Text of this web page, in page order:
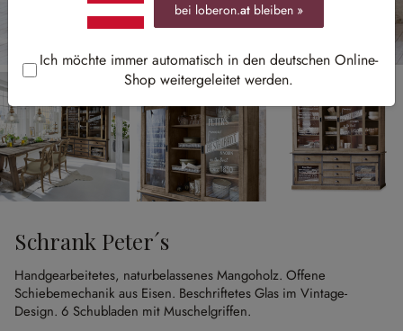
Schrank Peter´s
Handgearbeitetes, naturbelassenes Mangoholz. Offene
Schiebemechanik aus Eisen. Beschriftetes Glas im Vintage-
Design. 6 Schubladen mit Muschelgriffen.
bei loberon.at bleiben »
Ich möchte immer automatisch in den deutschen Online-
Shop weitergeleitet werden.